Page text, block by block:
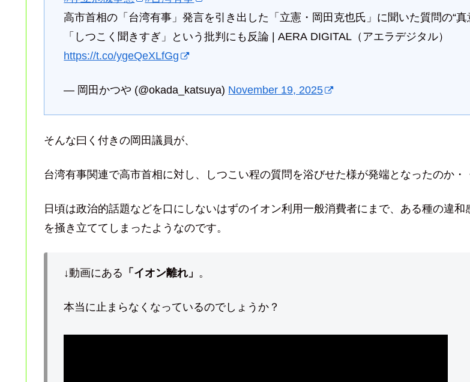
高市首相の「台湾有事」発言を引き出した「立憲・岡田克也氏」に聞いた質問の“
「しつこく聞きすぎ」という批判にも反論 | AERA DIGITAL（アエラデジタル）
https://t.co/ygeQeXLfGg
— 岡田かつや (@okada_katsuya) November 19, 2025
そんな曰く付きの岡田議員が、
台湾有事関連で高市首相に対し、しつこい程の質問を浴びせた様が発端となったのか・
日頃は政治的話題などを口にしないはずのイオン利用一般消費者にまで、ある種の違和
を掻き立ててしまったようなのです。
↓動画にある 「イオン離れ」 。
本当に止まらなくなっているのでしょうか？